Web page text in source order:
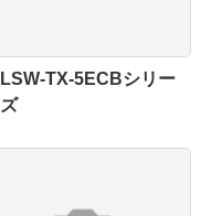
LSW-TX-5ECBシリー
ズ